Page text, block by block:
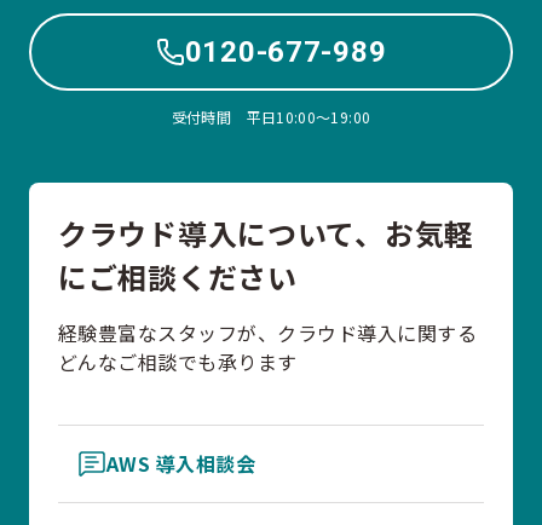
0120-677-989
受付時間 平日10:00〜19:00
クラウド導入について、お気軽
にご相談ください
経験豊富なスタッフが、クラウド導入に関する
どんなご相談でも承ります
AWS 導入相談会